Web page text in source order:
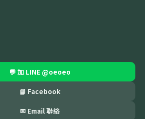
💬 加 LINE @oeoeo
📘 Facebook
✉ Email 聯絡